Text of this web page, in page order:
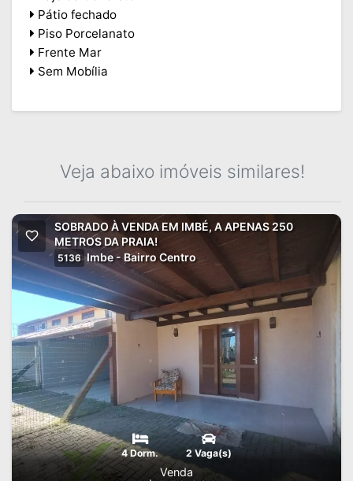
Pátio fechado
Piso Porcelanato
Frente Mar
Sem Mobília
Veja abaixo imóveis similares!
SOBRADO À VENDA EM IMBÉ, A APENAS 250
METROS DA PRAIA!
5136 Imbe - Bairro Centro
4 Dorm. 2 Vaga(s)
Venda